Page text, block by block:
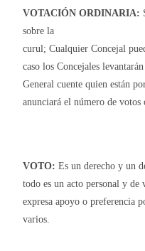
VOTACIÓN ORDINARIA:
sobre la
curul; Cualquier Concejal
caso los Concejales
General cuente quien están
anunciará el número de votos
VOTO: Es un derecho y un
todo es un acto personal y
expresa apoyo o preferencia
varios.